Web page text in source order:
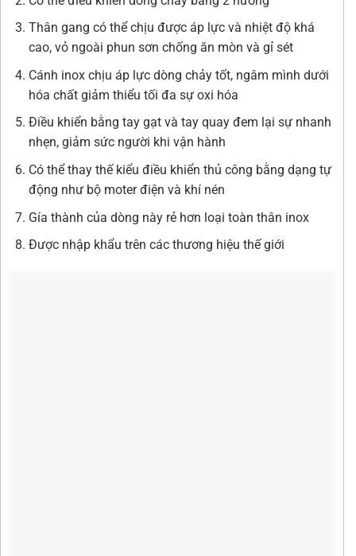
Thân gang có thể chịu được áp lực và nhiệt độ khá
cao, vỏ ngoài phun sơn chống ăn mòn và gỉ sét
Cánh inox chịu áp lực dòng chảy tốt, ngâm mình dưới
hóa chất giảm thiểu tối đa sự oxi hóa
Điều khiển bằng tay gạt và tay quay đem lại sự nhanh
nhẹn, giảm sức người khi vận hành
Có thể thay thế kiểu điều khiển thủ công bằng dạng tự
động như bộ moter điện và khí nén
Gía thành của dòng này rẻ hơn loại toàn thân inox
Được nhập khẩu trên các thương hiệu thế giới